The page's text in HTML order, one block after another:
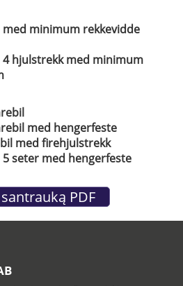
med minimum rekkevidde
4 hjulstrekk med minimum
med hengerfeste
med firehjulstrekk
5 seter med hengerfeste